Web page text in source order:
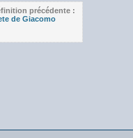
précédente :
de Giacomo